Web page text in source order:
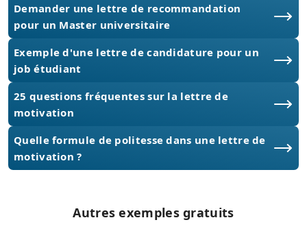
Demander une lettre de recommandation
pour un Master universitaire
Exemple d'une lettre de candidature pour un
job étudiant
25 questions fréquentes sur la lettre de
motivation
Quelle formule de politesse dans une lettre de
motivation ?
Autres exemples gratuits